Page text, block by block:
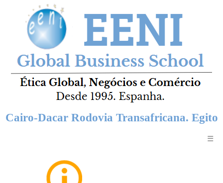
Cairo-Dacar Rodovia Transafricana. Egito
☰